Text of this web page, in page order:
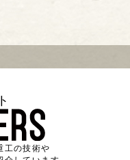
工の技術や